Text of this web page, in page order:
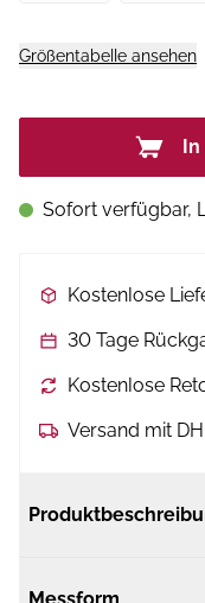
Größentabelle ansehen
In
Sofort verfügbar,
Kostenlose
30 Tage
Kostenlose
Versand mit